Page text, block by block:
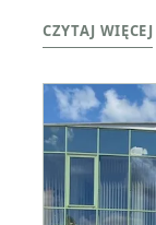
CZYTAJ WIĘCEJ